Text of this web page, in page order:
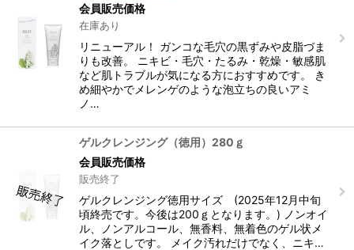
会員販売価格
在庫あり
リニューアル！ ガンコな毛穴の黒ずみや皮脂づま
りも改善。 ニキビ・毛穴・たるみ・乾燥・敏感肌
など肌トラブルが気になる方におすすめです。 き
め細やかでメレンゲのような泡立ちの良いアミ
ノ…
ゲルクレンジング（徳用）280ｇ
会員販売価格
販売終了
ゲルクレンジング徳用サイズ (2025年12月中旬
頃終売です。今後は200ｇとなります。) ノンオイ
ル、ノンアルコール、無香料、無着色のゲル状メ
イク落としです。 メイク汚れだけでなく、ニキ…